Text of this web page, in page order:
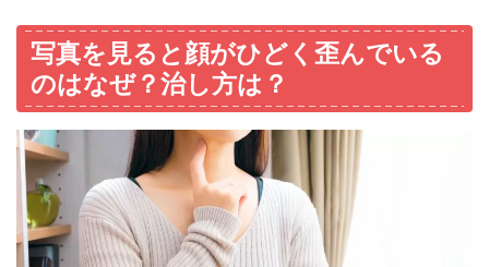
写真を見ると顔がひどく歪んでいる
のはなぜ？治し方は？